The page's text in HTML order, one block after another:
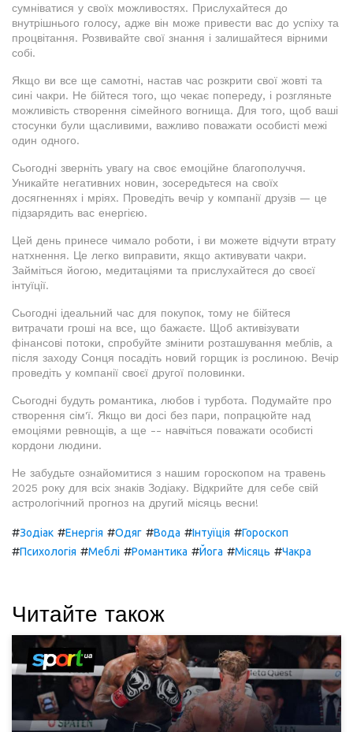
сумніватися у своїх можливостях. Прислухайтеся до
внутрішнього голосу, адже він може привести вас до успіху та
процвітання. Розвивайте свої знання і залишайтеся вірними
собі.
Якщо ви все ще самотні, настав час розкрити свої жовті та
сині чакри. Не бійтеся того, що чекає попереду, і розгляньте
можливість створення сімейного вогнища. Для того, щоб ваші
стосунки були щасливими, важливо поважати особисті межі
один одного.
Сьогодні зверніть увагу на своє емоційне благополуччя.
Уникайте негативних новин, зосередьтеся на своїх
досягненнях і мріях. Проведіть вечір у компанії друзів — це
підзарядить вас енергією.
Цей день принесе чимало роботи, і ви можете відчути втрату
натхнення. Це легко виправити, якщо активувати чакри.
Займіться йогою, медитаціями та прислухайтеся до своєї
інтуїції.
Сьогодні ідеальний час для покупок, тому не бійтеся
витрачати гроші на все, що бажаєте. Щоб активізувати
фінансові потоки, спробуйте змінити розташування меблів, а
після заходу Сонця посадіть новий горщик із рослиною. Вечір
проведіть у компанії своєї другої половинки.
Сьогодні будуть романтика, любов і турбота. Подумайте про
створення сім'ї. Якщо ви досі без пари, попрацюйте над
емоціями ревнощів, а ще -- навчіться поважати особисті
кордони людини.
Не забудьте ознайомитися з нашим гороскопом на травень
2025 року для всіх знаків Зодіаку. Відкрийте для себе свій
астрологічний прогноз на другий місяць весни!
#Зодіак #Енергія #Одяг #Вода #Інтуїція #Гороскоп
#Психологія #Меблі #Романтика #Йога #Місяць #Чакра
Читайте також